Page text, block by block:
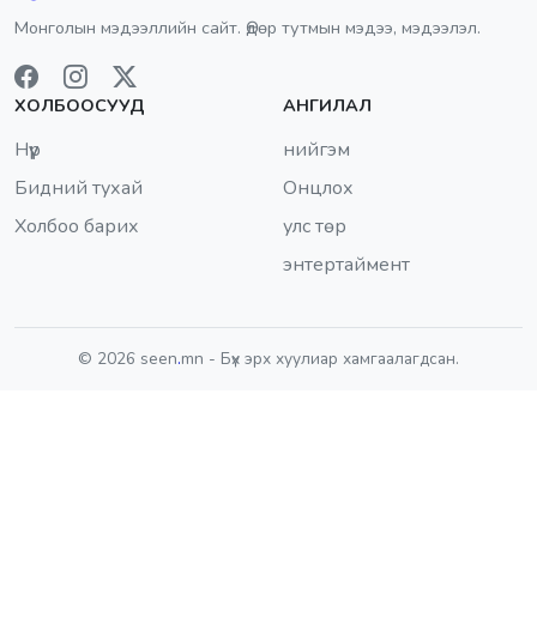
Монголын мэдээллийн сайт. Өдөр тутмын мэдээ, мэдээлэл.
ХОЛБООСУУД
Нүүр
Бидний тухай
Холбоо барих
АНГИЛАЛ
нийгэм
Онцлох
улс төр
энтертаймент
© 2026 seen.mn - Бүх эрх хуулиар хамгаалагдсан.